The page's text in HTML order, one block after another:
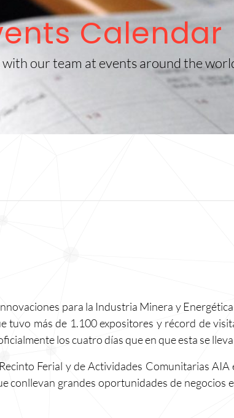
Calendar
our team at events around the
para la Industria Minera y
tuvo más de 1.100 expositores y récord de
los cuatro días que en que esta se
Ferial y de Actividades Comunitarias
conllevan grandes oportunidades de negocios